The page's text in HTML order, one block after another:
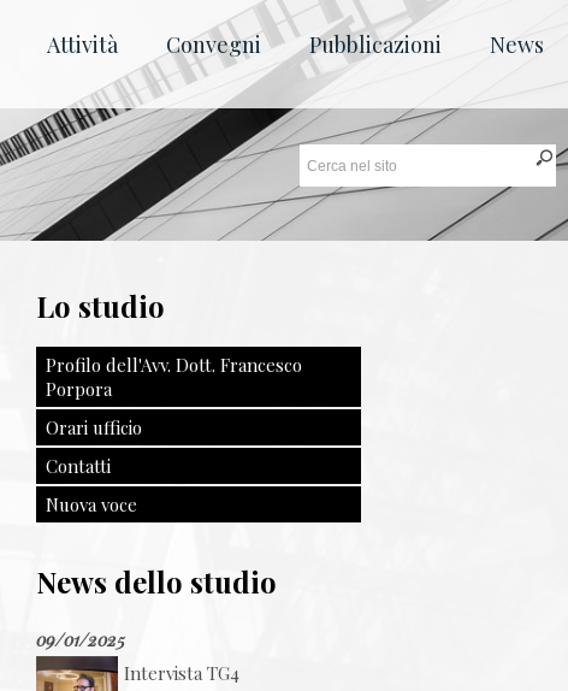
Attività Convegni Pubblicazioni News
Lo studio
Profilo dell'Avv. Dott. Francesco
Porpora
Orari ufficio
Contatti
Nuova voce
News dello studio
09/01/2025
Intervista TG4